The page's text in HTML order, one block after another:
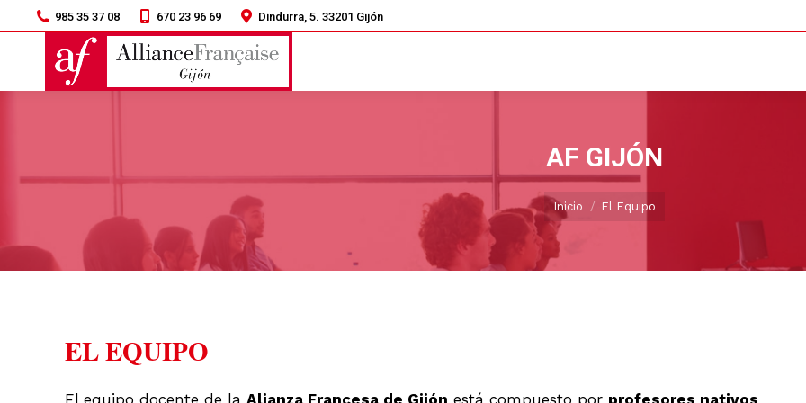
985 35 37 08 670 23 96 69 Dindurra, 5. 33201 Gijón
AF GIJÓN
Estás aquí:
Inicio El Equipo
EL EQUIPO
El equipo docente de la Alianza Francesa de Gijón está compuesto por profesores nativos